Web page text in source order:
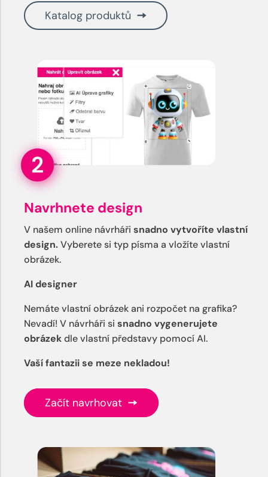
Katalog produktů
Navrhnete design
V našem online návrháři snadno vytvoříte vlastní
design.Vyberete si typ písma a vložíte vlastní
obrázek.
AI designer
Nemáte vlastní obrázek ani rozpočet na grafika?
Nevadí! V návrháři si snadno vygenerujete
obrázekdle vlastní představy pomocí AI.
Vaší fantazii se meze nekladou!
Začít navrhovat